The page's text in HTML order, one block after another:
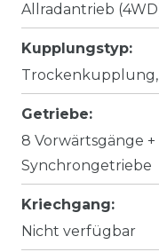
Allradantrieb
Kupplungstyp:
Getriebe:
8 Vorwärtsgänge
Synchrongetriebe
Kriechgang:
Nicht verfügbar